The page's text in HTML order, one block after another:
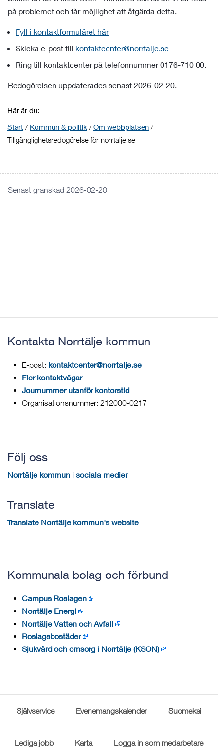
på problemet och får möjlighet att åtgärda detta.
Fyll i kontaktformuläret här
Skicka e-post till kontaktcenter@norrtalje.se
Ring till kontaktcenter på telefonnummer 0176-710 00.
Redogörelsen uppdaterades senast 2026-02-20.
Här är du:
Start / Kommun & politik / Om webbplatsen /
Tillgänglighetsredogörelse för norrtalje.se
Senast granskad 2026-02-20
Kontakta Norrtälje kommun
E-post: kontaktcenter@norrtalje.se
Fler kontaktvägar
Journummer utanför kontorstid
Organisationsnummer: 212000-0217
Följ oss
Norrtälje kommun i sociala medier
Translate
Translate Norrtälje kommun's website
Kommunala bolag och förbund
Campus Roslagen
Norrtälje Energi
Norrtälje Vatten och Avfall
Roslagsbostäder
Sjukvård och omsorg i Norrtälje (KSON)
Självservice Evenemangskalender Suomeksi
Lediga jobb Karta Logga in som medarbetare